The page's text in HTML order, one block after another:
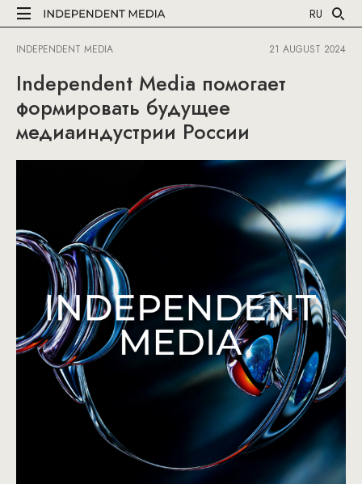
RU
INDEPENDENT MEDIA 21 AUGUST 2024
Independent Media помогает
формировать будущее
медиаиндустрии России